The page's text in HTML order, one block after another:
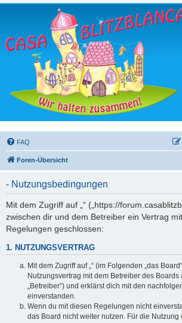
FAQ
Foren-Übersicht
- Nutzungsbedingungen
Mit dem Zugriff auf „“ („https://
zwischen dir und dem Betreiber ein Vertrag
Regelungen geschlossen:
1. NUTZUNGSVERTRAG
Mit dem Zugriff auf „“ (im Folgenden „das
Nutzungsvertrag mit dem Betreiber des Boards
„Betreiber“) und erklärst dich mit den
einverstanden.
Wenn du mit diesen Regelungen nicht
das Board nicht weiter nutzen. Für die Nutzung